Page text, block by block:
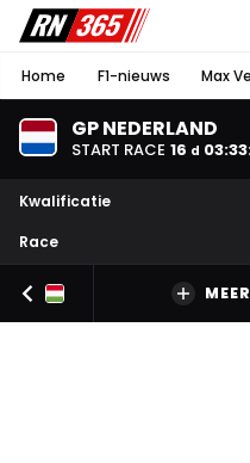
Home F1-nieuws Max
GP NEDERLAND
START RACE 16 d 03:33
Kwalificatie
Race